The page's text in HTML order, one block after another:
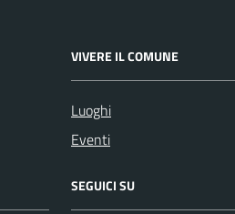
VIVERE IL COMUNE
Luoghi
Eventi
SEGUICI SU